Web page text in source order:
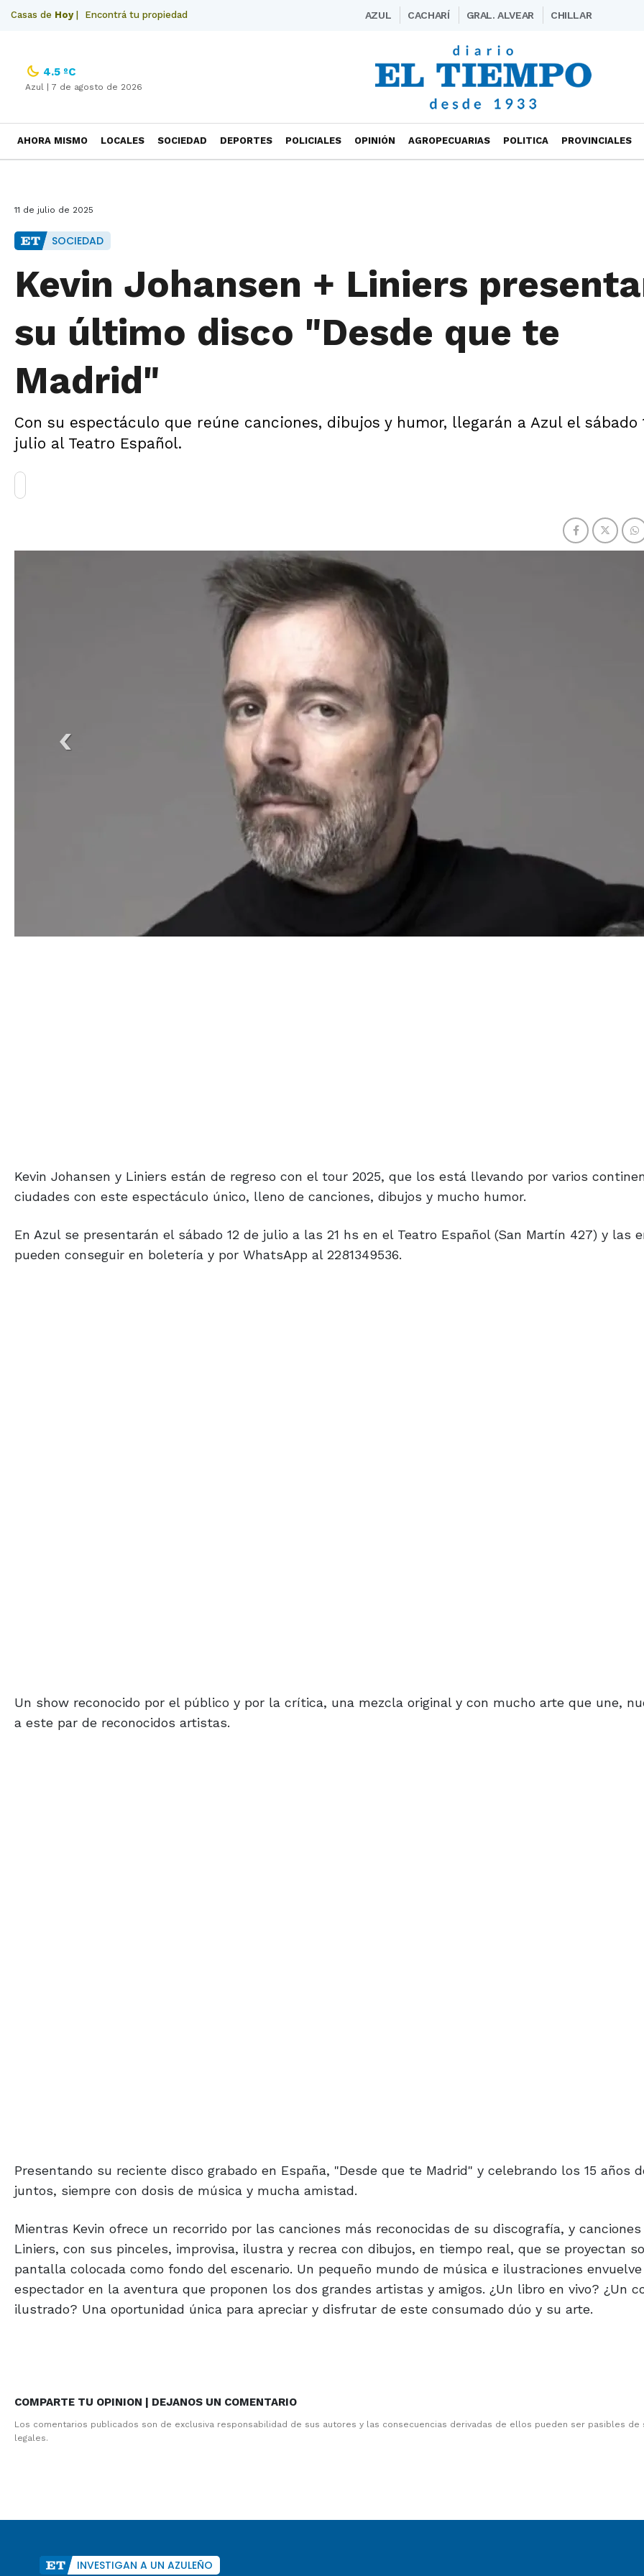
Casas de Hoy| Encontrá tu propiedad AZUL CACHARÍ GRAL. ALVEAR CHILLAR
4.5 ºC
Azul | 7 de agosto de 2026
AHORA MISMO LOCALES SOCIEDAD DEPORTES POLICIALES OPINIÓN AGROPECUARIAS POLITICA PROVINCIALES
11 de julio de 2025
SOCIEDAD
Kevin Johansen + Liniers
su último disco "Desde que te
Madrid"
Con su espectáculo que reúne canciones, dibujos y humor, llegarán a Azul el sábado
julio al Teatro Español.
Kevin Johansen y Liniers están de regreso con el tour 2025, que los está llevando por varios
ciudades con este espectáculo único, lleno de canciones, dibujos y mucho humor.
En Azul se presentarán el sábado 12 de julio a las 21 hs en el Teatro Español (San Martín 427) y las
pueden conseguir en boletería y por WhatsApp al 2281349536.
Un show reconocido por el público y por la crítica, una mezcla original y con mucho arte que une,
a este par de reconocidos artistas.
Presentando su reciente disco grabado en España, "Desde que te Madrid" y celebrando los 15 años
juntos, siempre con dosis de música y mucha amistad.
Mientras Kevin ofrece un recorrido por las canciones más reconocidas de su discografía, y canciones
Liniers, con sus pinceles, improvisa, ilustra y recrea con dibujos, en tiempo real, que se proyectan
pantalla colocada como fondo del escenario. Un pequeño mundo de música e ilustraciones
espectador en la aventura que proponen los dos grandes artistas y amigos. ¿Un libro en vivo? ¿Un
ilustrado? Una oportunidad única para apreciar y disfrutar de este consumado dúo y su arte.
COMPARTE TU OPINION | DEJANOS UN COMENTARIO
Los comentarios publicados son de exclusiva responsabilidad de sus autores y las consecuencias derivadas de ellos pueden ser pasibles de
legales.
INVESTIGAN A UN AZULEÑO